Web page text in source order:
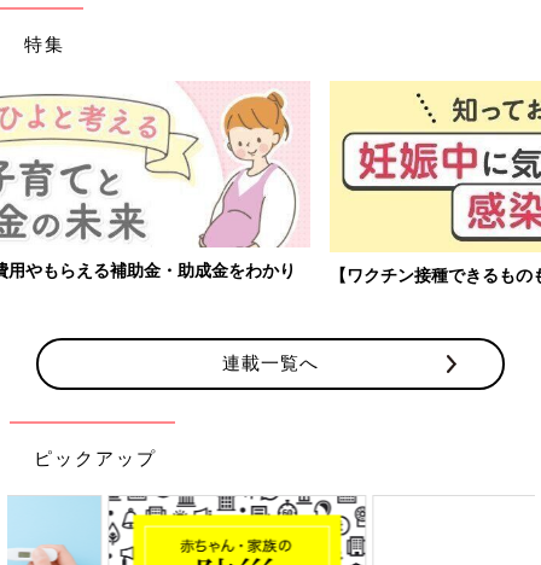
特集
【ワクチン接種できるものも】妊婦の感染症対策、知っておいて！
連載一覧へ
ピックアップ